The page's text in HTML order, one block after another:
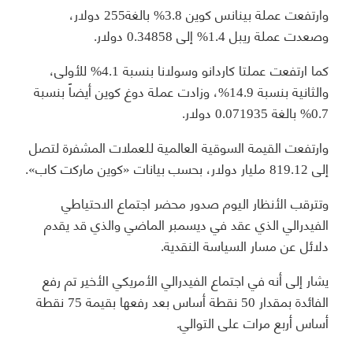
وارتفعت عملة بينانس كوين 3.8% بالغة255 دولار،
وصعدت عملة ريبل 1.4% إلى 0.34858 دولار.
كما ارتفعت عملتا كاردانو وسولانا بنسبة 4.1% للأولى،
والثانية بنسبة 14.9%، وزادت عملة دوغ كوين أيضاً بنسبة
0.7% بالغة 0.071935 دولار.
وارتفعت القيمة السوقية العالمية للعملات المشفرة لتصل
إلى 819.12 مليار دولار، بحسب بيانات «كوين ماركت كاب».
وتترقب الأنظار اليوم صدور محضر اجتماع الاحتياطي
الفيدرالي الذي عقد في ديسمبر الماضي والذي قد يقدم
دلائل عن مسار السياسة النقدية.
يشار إلى أنه في اجتماع الفيدرالي الأمريكي الأخير تم رفع
الفائدة بمقدار 50 نقطة أساس بعد رفعها بقيمة 75 نقطة
أساس أربع مرات على التوالي.